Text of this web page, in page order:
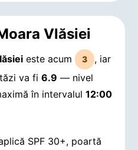
Vlăsiei
este acum 3
, iar
va fi6.9 — nivel
în intervalul12:00
SPF 30+, poartă